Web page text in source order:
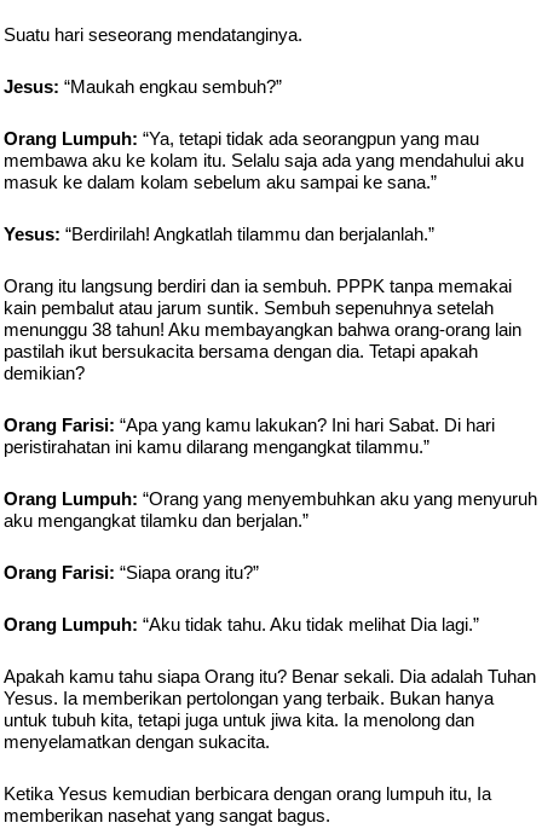
Suatu hari seseorang mendatanginya.
Jesus: “Maukah engkau sembuh?”
Orang Lumpuh: “Ya, tetapi tidak ada seorangpun yang mau
membawa aku ke kolam itu. Selalu saja ada yang mendahului aku
masuk ke dalam kolam sebelum aku sampai ke sana.”
Yesus: “Berdirilah! Angkatlah tilammu dan berjalanlah.”
Orang itu langsung berdiri dan ia sembuh. PPPK tanpa memakai
kain pembalut atau jarum suntik. Sembuh sepenuhnya setelah
menunggu 38 tahun! Aku membayangkan bahwa orang-orang lain
pastilah ikut bersukacita bersama dengan dia. Tetapi apakah
demikian?
Orang Farisi: “Apa yang kamu lakukan? Ini hari Sabat. Di hari
peristirahatan ini kamu dilarang mengangkat tilammu.”
Orang Lumpuh: “Orang yang menyembuhkan aku yang menyuruh
aku mengangkat tilamku dan berjalan.”
Orang Farisi: “Siapa orang itu?”
Orang Lumpuh: “Aku tidak tahu. Aku tidak melihat Dia lagi.”
Apakah kamu tahu siapa Orang itu? Benar sekali. Dia adalah Tuhan
Yesus. Ia memberikan pertolongan yang terbaik. Bukan hanya
untuk tubuh kita, tetapi juga untuk jiwa kita. Ia menolong dan
menyelamatkan dengan sukacita.
Ketika Yesus kemudian berbicara dengan orang lumpuh itu, Ia
memberikan nasehat yang sangat bagus.